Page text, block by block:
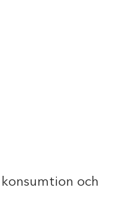
och